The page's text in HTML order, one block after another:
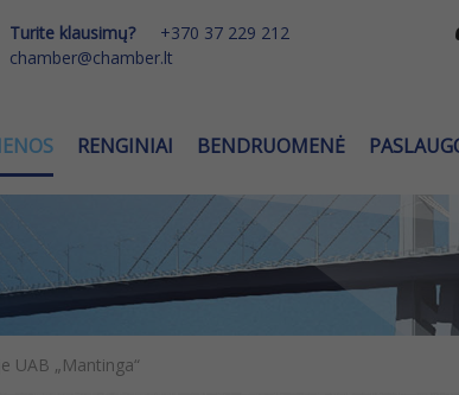
Turite klausimų?
+370 37 229 212
chamber@chamber.lt
RENGINIAI BENDRUOMENĖ
UAB „Mantinga“